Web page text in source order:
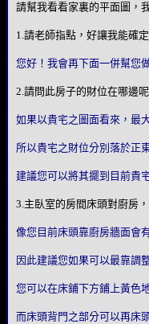
請幫我看看家裏的平面圖，
1.請老師指點，好讓我能確
您好！我會再下面一併幫您
2.請問此房子的財位在哪邊
如果以貴宅之圖面看來，最
所以貴宅之財位分別落於正
建議您可以將其擺到目前貴
3.主臥室的房間床頭對廚房
像您目前床頭靠廚房牆面會
因此建議您如果可以最靠調
您可以在床鋪下方鋪上黃色
而床頭背門之部分可以再床